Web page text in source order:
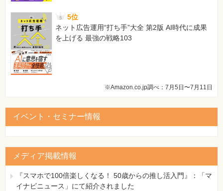
5位
ネット広告運用“打ち手”大全 第2版 AI時代に成果
を上げる 最強の戦略103
※Amazon.co.jp調べ：7月5日〜7月11日
イベント・セミナー情報
メディア掲載情報
『スマホで100倍楽しくなる！ 50歳からの推し活入門』：「マ
イナビニュース」にて紹介されました